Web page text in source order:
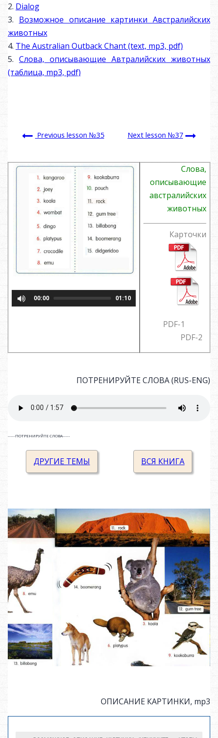
2. Dialog
3. Возможное описание картинки Австралийских
животных
4. The Australian Outback Chant (text, mp3, pdf)
5. Слова, описывающие Автралийских животных
(таблица, mp3, pdf)
Previous lesson №35 Next lesson №37
00:00 01:10
Слова,
описывающие
австралийских
животных
Карточки
PDF-1
PDF-2
ПОТРЕНИРУЙТЕ СЛОВА (RUS-ENG)
-----ПОТРЕНИРУЙТЕ СЛОВА-----
ДРУГИЕ ТЕМЫ ВСЯ КНИГА
ОПИСАНИЕ КАРТИНКИ, mp3